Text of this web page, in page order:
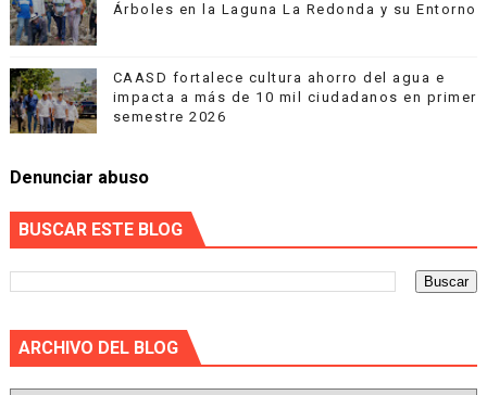
Árboles en la Laguna La Redonda y su Entorno
CAASD fortalece cultura ahorro del agua e
impacta a más de 10 mil ciudadanos en primer
semestre 2026
Denunciar abuso
BUSCAR ESTE BLOG
ARCHIVO DEL BLOG